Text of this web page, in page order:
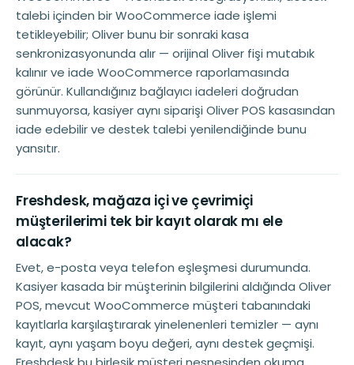
talebi içinden bir WooCommerce iade işlemi
tetikleyebilir; Oliver bunu bir sonraki kasa
senkronizasyonunda alır — orijinal Oliver fişi mutabık
kalınır ve iade WooCommerce raporlamasında
görünür. Kullandığınız bağlayıcı iadeleri doğrudan
sunmuyorsa, kasiyer aynı siparişi Oliver POS kasasından
iade edebilir ve destek talebi yenilendiğinde bunu
yansıtır.
Freshdesk, mağaza içi ve çevrimiçi
müşterilerimi tek bir kayıt olarak mı ele
alacak?
Evet, e-posta veya telefon eşleşmesi durumunda.
Kasiyer kasada bir müşterinin bilgilerini aldığında Oliver
POS, mevcut WooCommerce müşteri tabanındaki
kayıtlarla karşılaştırarak yinelenenleri temizler — aynı
kayıt, aynı yaşam boyu değeri, aynı destek geçmişi.